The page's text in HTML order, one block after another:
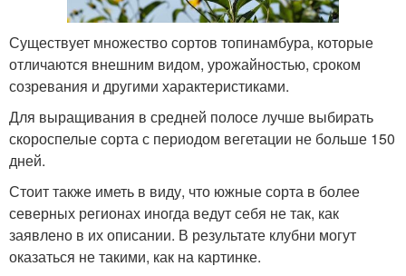
Существует множество сортов топинамбура, которые
отличаются внешним видом, урожайностью, сроком
созревания и другими характеристиками.
Для выращивания в средней полосе лучше выбирать
скороспелые сорта с периодом вегетации не больше 150
дней.
Стоит также иметь в виду, что южные сорта в более
северных регионах иногда ведут себя не так, как
заявлено в их описании. В результате клубни могут
оказаться не такими, как на картинке.